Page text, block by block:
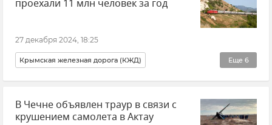
проехали 11 млн человек за год
27 декабря 2024, 18:25
Еще 6
Крымская железная дорога (КЖД)
Михаил Гончаров Железные дороги Крыма
Транспорт Логистика Крым Новости Крыма
В Чечне объявлен траур в связи с
крушением самолета в Актау